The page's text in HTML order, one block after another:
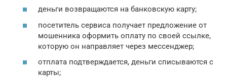
деньги возвращаются на банковскую карту;
посетитель сервиса получает предложение от
мошенника оформить оплату по своей ссылке,
которую он направляет через мессенджер;
отплата подтверждается, деньги списываются с
карты;